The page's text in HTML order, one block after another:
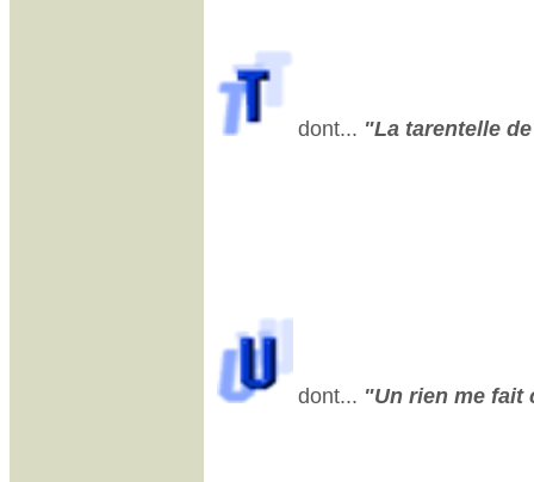
dont... "La tarentelle
dont... "Un rien me fait